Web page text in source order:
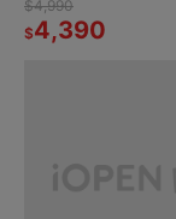
$4,990
$4,390